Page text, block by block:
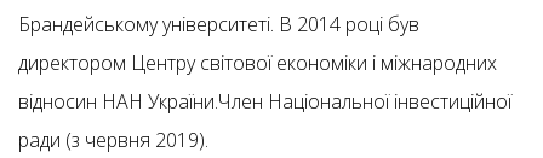
Брандейському університеті. В 2014 році був
директором Центру світової економіки і міжнародних
відносин НАН України.Член Національної інвестиційної
ради (з червня 2019).